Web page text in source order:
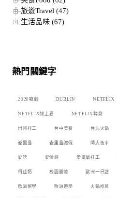
旅遊Travel (47)
生活品味 (67)
熱門關鍵字
2020韓劇 DUBLIN NETFLIX
NETFLIX線上看 NETFLIX韓劇
出國打工 台中美食 台北火鍋
峇里島 峇里島渡假 師大夜市
愛吃 愛情劇 愛爾蘭打工
柯佳嬿 校園霸凌 歐洲一日遊
歐洲留學 歐洲遊學 火鍋推薦